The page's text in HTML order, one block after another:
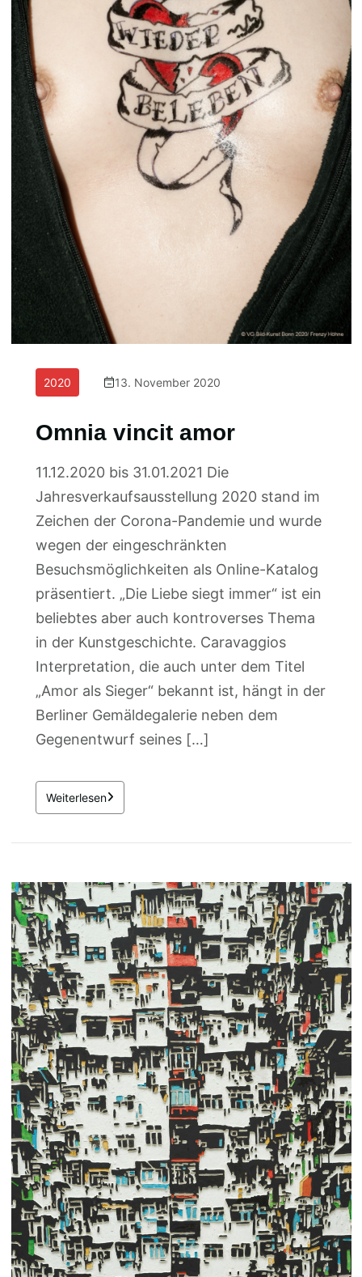
2020 13. November 2020
Omnia vincit amor
11.12.2020 bis 31.01.2021 Die
Jahresverkaufsausstellung 2020 stand im
Zeichen der Corona-Pandemie und wurde
wegen der eingeschränkten
Besuchsmöglichkeiten als Online-Katalog
präsentiert. „Die Liebe siegt immer“ ist ein
beliebtes aber auch kontroverses Thema
in der Kunstgeschichte. Caravaggios
Interpretation, die auch unter dem Titel
„Amor als Sieger“ bekannt ist, hängt in der
Berliner Gemäldegalerie neben dem
Gegenentwurf seines […]
Weiterlesen